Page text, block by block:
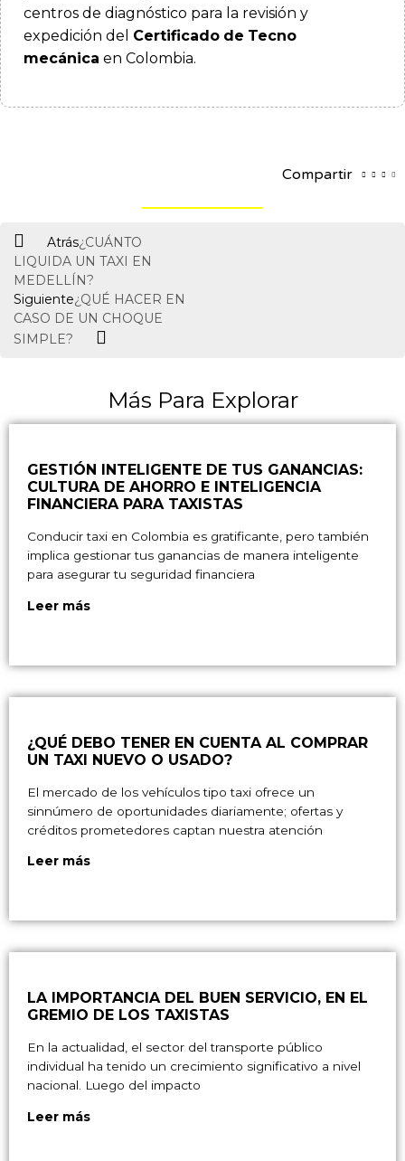
centros de diagnóstico para la revisión y
expedición del Certificado de Tecno
mecánica en Colombia.
Compartir
AntAtrás¿CUÁNTO
LIQUIDA UN TAXI EN
MEDELLÍN?
Siguiente¿QUÉ HACER EN
CASO DE UN CHOQUE
SIMPLE?
Siguiente
Más Para Explorar
GESTIÓN INTELIGENTE DE TUS GANANCIAS:
CULTURA DE AHORRO E INTELIGENCIA
FINANCIERA PARA TAXISTAS
Conducir taxi en Colombia es gratificante, pero también
implica gestionar tus ganancias de manera inteligente
para asegurar tu seguridad financiera
Leer más
¿QUÉ DEBO TENER EN CUENTA AL COMPRAR
UN TAXI NUEVO O USADO?
El mercado de los vehículos tipo taxi ofrece un
sinnúmero de oportunidades diariamente; ofertas y
créditos prometedores captan nuestra atención
Leer más
LA IMPORTANCIA DEL BUEN SERVICIO, EN EL
GREMIO DE LOS TAXISTAS
En la actualidad, el sector del transporte público
individual ha tenido un crecimiento significativo a nivel
nacional. Luego del impacto
Leer más